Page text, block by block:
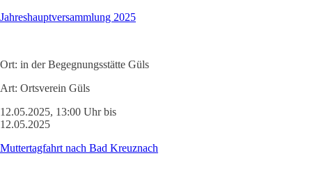
Jahreshauptversammlung 2025
Ort: in der Begegnungsstätte Güls
Art: Ortsverein Güls
12.05.2025, 13:00 Uhr bis
12.05.2025
Muttertagfahrt nach Bad Kreuznach